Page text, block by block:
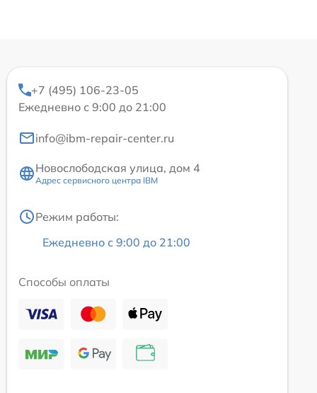
+7 (495) 106-23-05
Ежедневно с 9:00 до 21:00
info@ibm-repair-center.ru
Новослободская улица, дом 4
Адрес сервисного центра IBM
Режим работы:
Ежедневно с 9:00 до 21:00
Способы оплаты